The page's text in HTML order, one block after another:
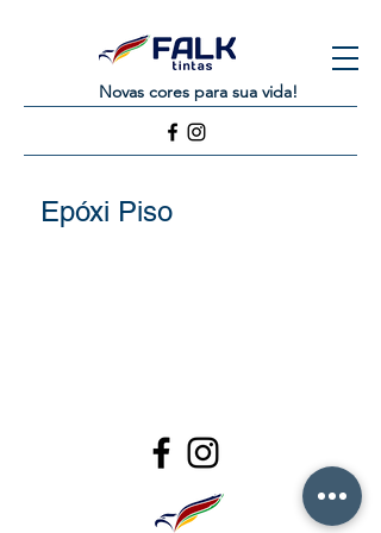
Novas cores para sua vida!
Epóxi Piso